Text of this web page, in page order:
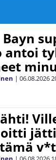
antoi
| 06.08.2026